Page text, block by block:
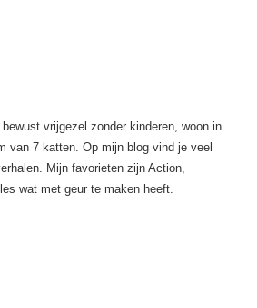
vrijgezel zonder kinderen, woon in
van 7 katten. Op mijn blog vind je veel
Mijn favorieten zijn Action,
wat met geur te maken heeft.